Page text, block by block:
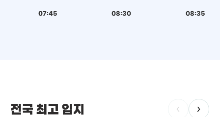
07:45 08:30 08:35
전국 최고 입지 ‹ ›